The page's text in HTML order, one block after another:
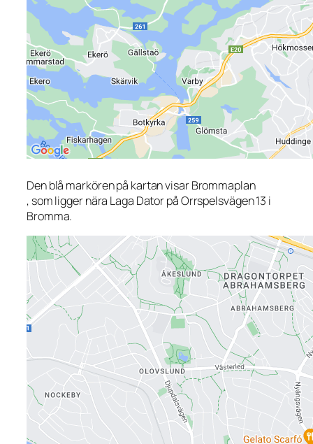
Den blå markören på kartan visar Brommaplan
, som ligger nära Laga Dator på Orrspelsvägen 13 i
Bromma.